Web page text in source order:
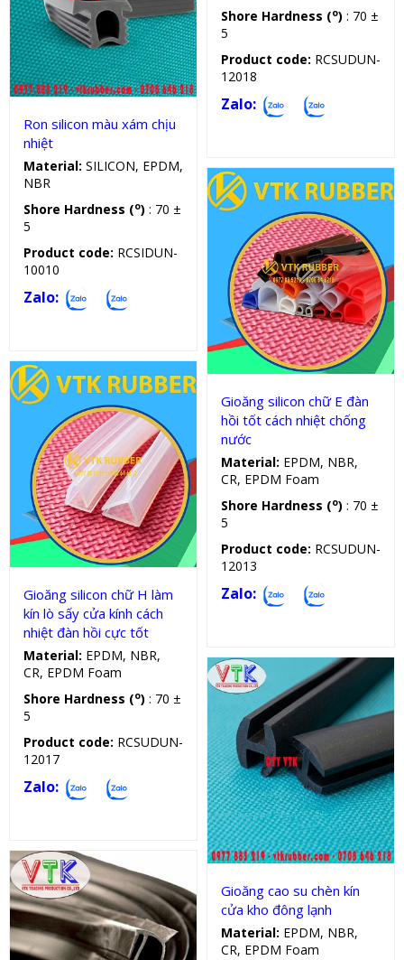
Shore Hardness (o) : 70 ±
5
Product code: RCSUDUN-
12018
Zalo:
Sản phẩm kỹ thuật
Ron silicon màu xám chịu
nhiệt
Material: SILICON, EPDM,
NBR
Shore Hardness (o) : 70 ±
5
Product code: RCSIDUN-
10010
Zalo:
Gioăng silicon, cao su chữ E
Gioăng silicon chữ E đàn
hồi tốt cách nhiệt chống
nước
Material: EPDM, NBR,
CR, EPDM Foam
Shore Hardness (o) : 70 ±
5
Product code: RCSUDUN-
12013
Zalo:
Gioăng silicon, cao su chữ H
Gioăng silicon chữ H làm
kín lò sấy cửa kính cách
nhiệt đàn hồi cực tốt
Material: EPDM, NBR,
CR, EPDM Foam
Shore Hardness (o) : 70 ±
5
Product code: RCSUDUN-
12017
Zalo:
Gioăng chịu lực, nhiệt, dầu
Gioăng cao su chèn kín
cửa kho đông lạnh
Material: EPDM, NBR,
CR, EPDM Foam